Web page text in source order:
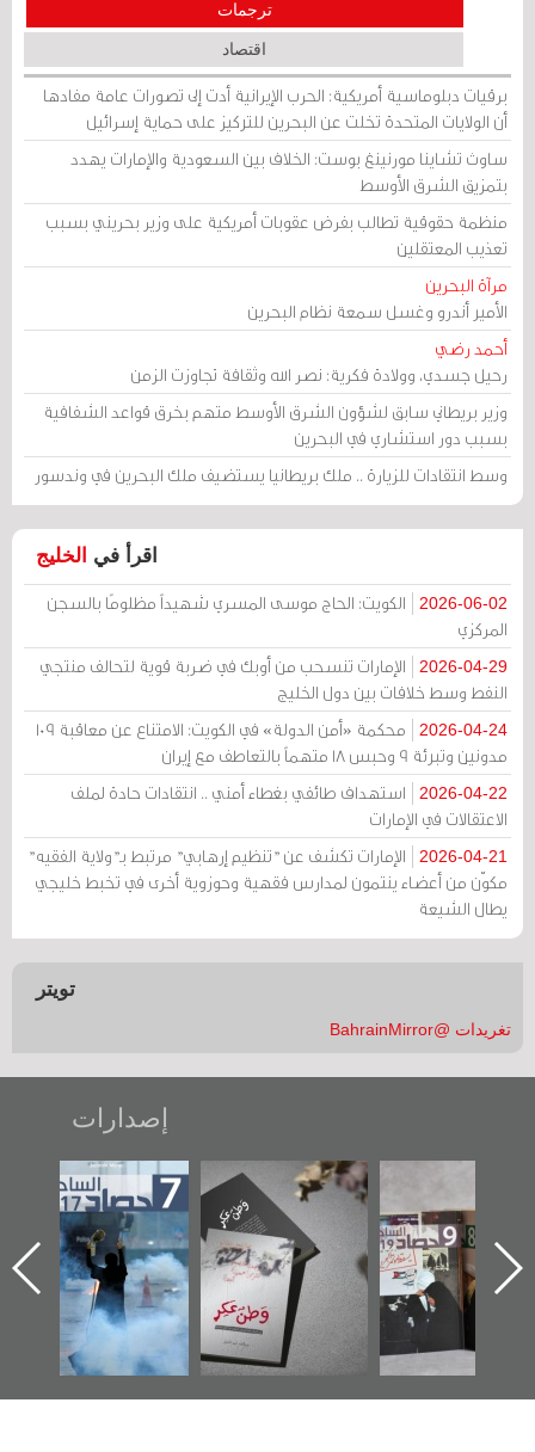
ترجمات
اقتصاد
برقيات دبلوماسية أمريكية: الحرب الإيرانية أدت إلى تصورات عامة مفادها
أن الولايات المتحدة تخلت عن البحرين للتركيز على حماية إسرائيل
ساوث تشاينا مورنينغ بوست: الخلاف بين السعودية والإمارات يهدد
بتمزيق الشرق الأوسط
منظمة حقوقية تطالب بفرض عقوبات أمريكية على وزير بحريني بسبب
تعذيب المعتقلين
مرآة البحرين
الأمير أندرو وغسل سمعة نظام البحرين
أحمد رضي
رحيل جسدي، وولادة فكرية: نصر الله وثقافة تجاوزت الزمن
وزير بريطاني سابق لشؤون الشرق الأوسط متهم بخرق قواعد الشفافية
بسبب دور استشاري في البحرين
وسط انتقادات للزيارة .. ملك بريطانيا يستضيف ملك البحرين في وندسور
اقرأ في الخليج
2026-06-02
الكويت: الحاج موسى المسري شهيداً مظلومًا بالسجن
المركزي
2026-04-29
الإمارات تنسحب من أوبك في ضربة قوية لتحالف منتجي
النفط وسط خلافات بين دول الخليج
2026-04-24
محكمة «أمن الدولة» في الكويت: الامتناع عن معاقبة 109
مدونين وتبرئة 9 وحبس 18 متهماً بالتعاطف مع إيران
2026-04-22
استهداف طائفي بغطاء أمني .. انتقادات حادة لملف
الاعتقالات في الإمارات
2026-04-21
الإمارات تكشف عن "تنظيم إرهابي" مرتبط بـ"ولاية الفقيه"
مكوّن من أعضاء ينتمون لمدارس فقهية وحوزوية أخرى في تخبط خليجي
يطال الشيعة
تويتر
تغريدات @BahrainMirror
إصدارات
تصدر حصاد
الساحات 2019
«وطن عكر» رواية
جديدة لمعتقل
عسكري تصدر عن
«مرآة البحرين»
حصاد 2017